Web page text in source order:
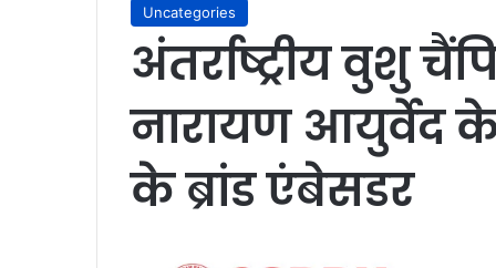
Uncategories
अंतर्राष्ट्रीय वुशु
नारायण आयुर्वेद
के ब्रांड एंबेसडर